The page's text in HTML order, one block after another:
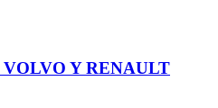
Y RENAULT